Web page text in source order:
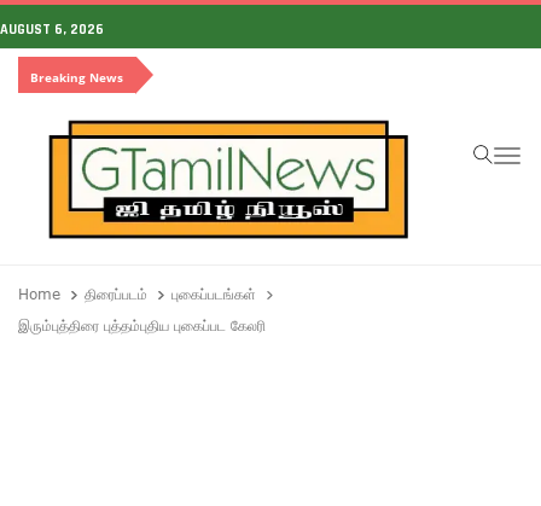
AUGUST 6, 2026
Breaking News
Home திரைப்படம்
புகைப்படங்கள்
இரும்புத்திரை புத்தம்புதிய புகைப்பட கேலரி